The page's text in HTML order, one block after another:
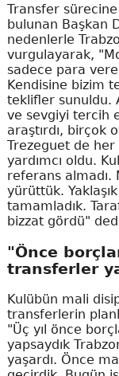
Transfer
bulunan Başkan
nedenlerle
vurgulayarak,
sadece para
Kendisine bizim
teklifler sunuldu.
ve sevgiyi tercih
araştırdı, birçok
Trezeguet de
yardımcı oldu.
referans almadı.
yürüttük.
tamamladık.
bizzat gördü"
"Önce
transferler
Kulübün mali
transferlerin
"Üç yıl önce
yapsaydık
yaşardı. Önce